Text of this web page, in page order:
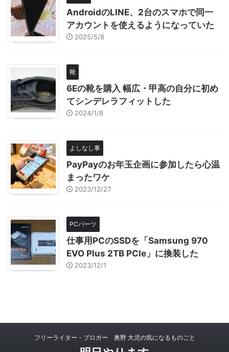
AndroidのLINE、2台のスマホで同一
アカウントを使えるようになっていた
2025/5/8
靴
6Eの靴を購入 幅広・甲高の自分に初め
てシンデレラフィットした
2024/1/8
よしなし事
PayPayのお年玉企画に参加したら心温
まったワケ
2023/12/27
PCパーツ
仕事用PCのSSDを「Samsung 970
EVO Plus 2TB PCIe」に換装した
2023/12/1
フリーライター・ブロガー 奥野 大児の気になるものごと